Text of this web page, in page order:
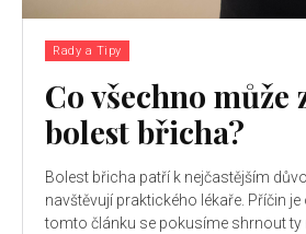
Rady a Tipy
Co všechno může
bolest břicha?
Bolest břicha patří k nejčastějším
navštěvují praktického lékaře. Příčin
tomto článku se pokusíme shrnout ty